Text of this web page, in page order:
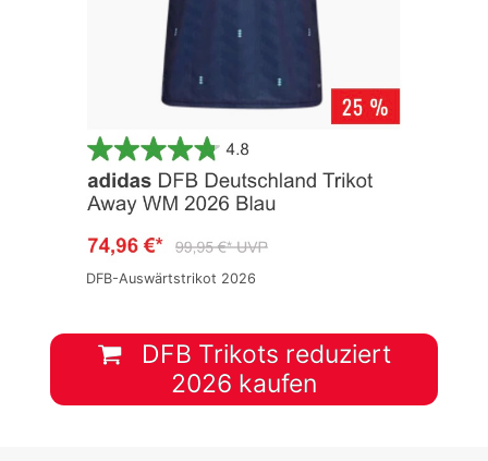
DFB-Auswärtstrikot 2026
DFB Trikots reduziert
2026 kaufen